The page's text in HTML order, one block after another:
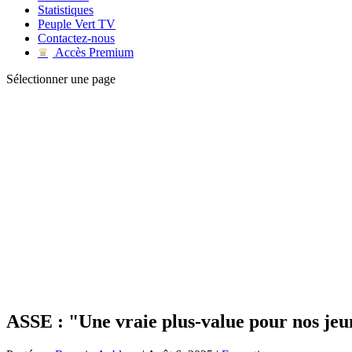
Statistiques
Peuple Vert TV
Contactez-nous
♛
Accès Premium
Sélectionner une page
ASSE : "Une vraie plus-value pour nos